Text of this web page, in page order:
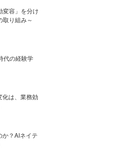
変容」を分け
取り組み～
代の経験学
化は、業務効
？AIネイテ